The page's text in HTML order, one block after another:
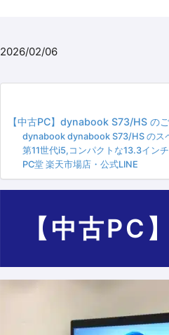
2026/02/06
【中古PC】dynabook S73/HS の
dynabook dynabook S73/HS のス
第11世代i5,コンパクトな13.3イン
PC堂 楽天市場店・公式LINE
【中古